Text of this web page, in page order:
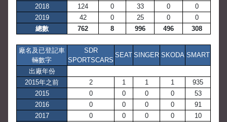
2018
124 0 33 0
0
2019
42 0 25 0
0
總數
762 8 996 496 308
廠名及已登記車
輛數字
SDR
SPORTSCARS
SEAT SINGER SKODA SMART
出廠年份
2015年之前
2 1 1 1
935
2015
0 0 0 0
53
2016
0 0 0 0
91
2017
0 0 0 0
10